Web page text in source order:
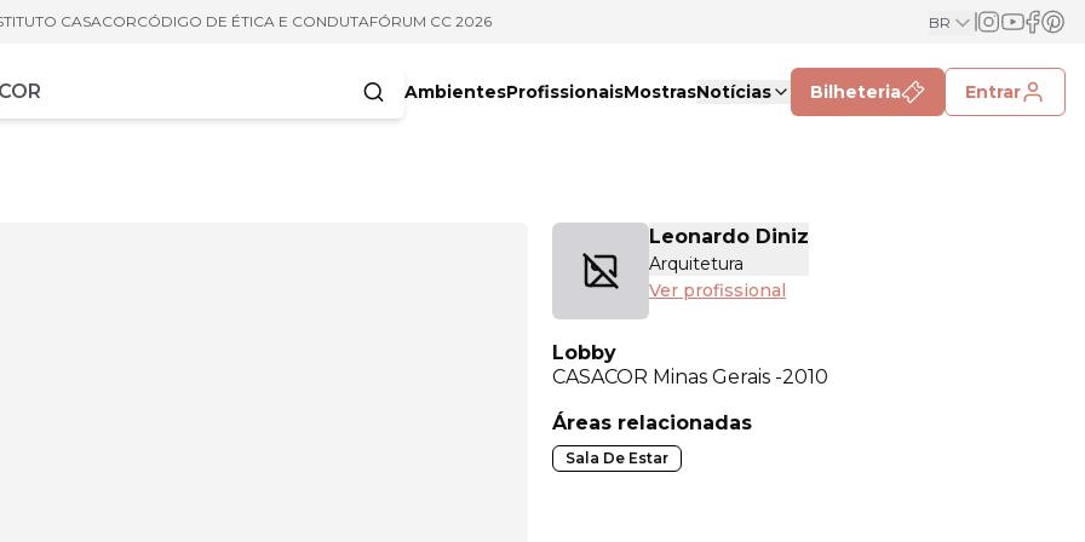
CASACORCÓDIGO DE ÉTICA E CONDUTAFÓRUM CC 2026 BR
AmbientesProfissionaisMostrasNotícias Bilheteria Entrar
Leonardo Diniz
Arquitetura
Ver profissional
Lobby
CASACOR Minas Gerais -2010
Áreas relacionadas
Sala De Estar